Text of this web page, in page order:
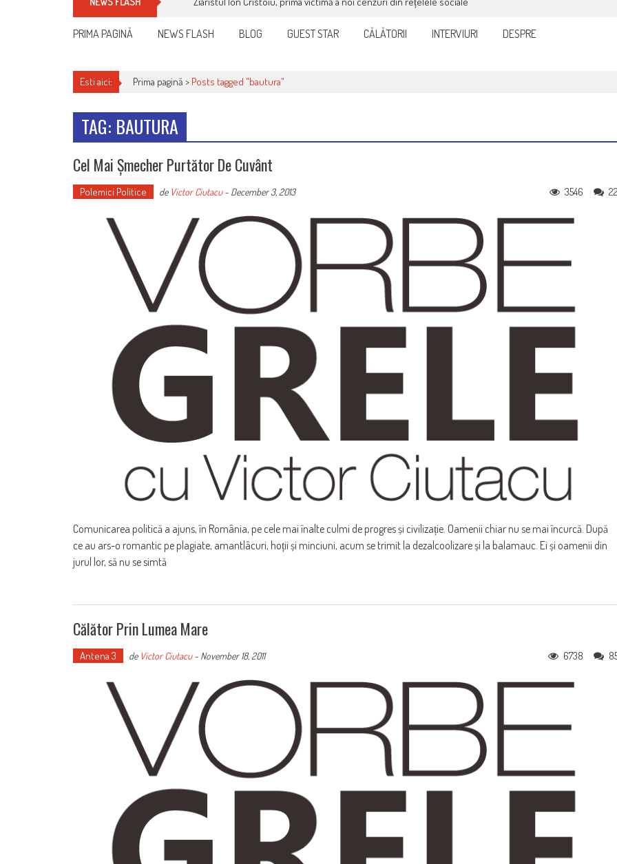
PRIMA PAGINĂ NEWS FLASH BLOG GUEST STAR CĂLĂTORII INTERVIURI DESPRE
Esti aici: Prima pagină > Posts tagged "bautura"
TAG: BAUTURA
Cel Mai Șmecher Purtător De Cuvânt
Polemici Politice de Victor Ciutacu- December 3, 2013 3546
Comunicarea politică a ajuns, în România, pe cele mai înalte culmi de progres și civilizație. Oamenii chiar nu se mai încurcă. După
ce au ars-o romantic pe plagiate, amantlâcuri, hoții și minciuni, acum se trimit la dezalcoolizare și la balamauc. Ei și oamenii din
jurul lor, să nu se simtă
Călător Prin Lumea Mare
Antena 3 de Victor Ciutacu- November 18, 2011 6738